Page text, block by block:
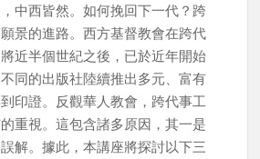
中西皆然。如何挽回下一代？跨
景的進路。西方基督教會在跨代
近半個世紀之後，已於近年開始
同的出版社陸續推出多元、富有
印證。反觀華人教會，跨代事工
重視。這包含諸多原因，其一是
解。據此，本講座將探討以下三